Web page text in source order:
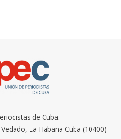
de Cuba.
La Habana Cuba (10400)